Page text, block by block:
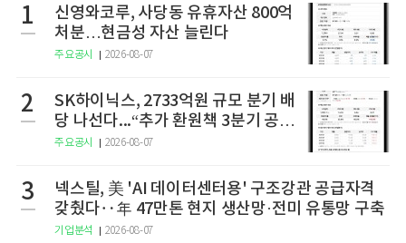
1
신영와코루, 사당동 유휴자산 800억
처분…현금성 자산 늘린다
주요공시 2026-08-07
2
SK하이닉스, 2733억원 규모 분기 배
당 나선다...“추가 환원책 3분기 공
개”
주요공시 2026-08-07
3
넥스틸, 美 'AI 데이터센터용' 구조강관 공급자격
갖췄다‥年 47만톤 현지 생산망·전미 유통망 구축
기업분석 2026-08-07